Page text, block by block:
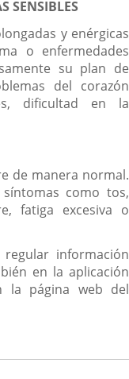
SENSIBLES
y enérgicas
o enfermedades
su plan de
del corazón
dificultad en la
de manera normal.
como tos,
fatiga excesiva o
información
en la aplicación
la página web del